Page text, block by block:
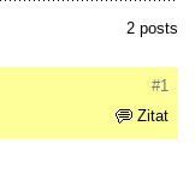
2 posts
#1
Zitat